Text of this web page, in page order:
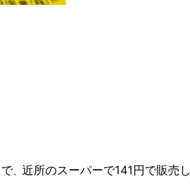
で、 近所のスーパーで141円で販売